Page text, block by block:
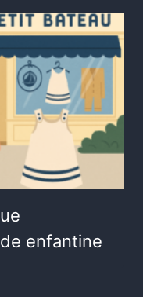
enfantine